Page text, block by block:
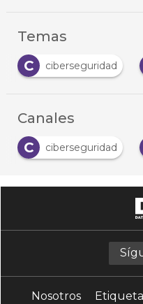
Temas
M
malware R
Canales
C
ciberseguridad
Nosotros